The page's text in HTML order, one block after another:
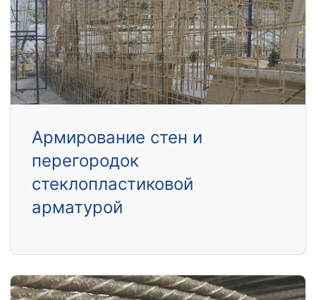
Армирование стен и
перегородок
стеклопластиковой
арматурой